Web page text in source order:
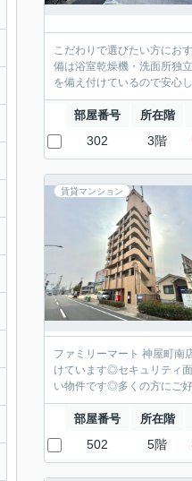
こだわりで選びたい方にお
備は浴室乾燥機・洗面所独
を備え付けているので安心
部屋番号 所在階
302 3階
賃貸マンション
ファミリーマート 神屋町南
けています◎セキュリティ
い物件です◎多くの方にご
部屋番号 所在階
502 5階